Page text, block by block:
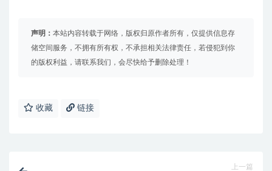
声明： 本站内容转载于网络，版权归原作者所有，仅提供信息存
储空间服务，不拥有所有权，不承担相关法律责任，若侵犯到你
的版权利益，请联系我们，会尽快给予删除处理！
收藏 链接
上一篇